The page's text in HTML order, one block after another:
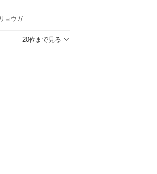
リョウガ
20位まで見る